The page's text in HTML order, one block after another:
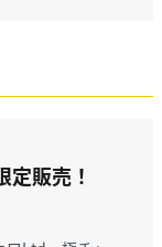
定販売！